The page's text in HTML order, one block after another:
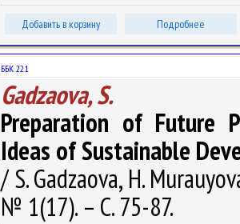
Добавить в корзину Подробнее
ББК 22.1
Gadzaova, S.
Preparation of Future
Ideas of Sustainable
/ S. Gadzaova, H.
№ 1(17). – С. 75-87.